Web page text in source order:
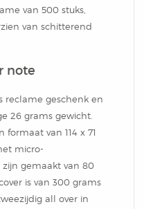
van 500 stuks,
van schitterend
note
reclame geschenk en
26 grams gewicht.
van 114 x 71
micro-
zijn gemaakt van 80
is van 300 grams
all over in